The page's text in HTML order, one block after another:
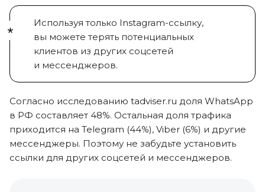
Используя только Instagram-ссылку,
вы можете терять потенциальных
клиентов из других соцсетей
и мессенджеров.
Согласно исследованию tadviser.ru доля WhatsApp
в РФ составляет 48%. Остальная доля трафика
приходится на Telegram (44%), Viber (6%) и другие
мессенджеры. Поэтому не забудьте установить
ссылки для других соцсетей и мессенджеров.